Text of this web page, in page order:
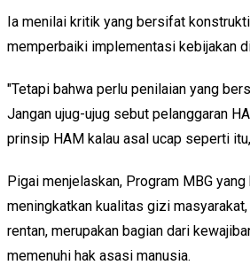
Ia menilai kritik yang bersifat
memperbaiki implementasi kebijakan
"Tetapi bahwa perlu penilaian yang
Jangan ujug-ujug sebut pelanggaran
prinsip HAM kalau asal ucap seperti
Pigai menjelaskan, Program MBG yang
meningkatkan kualitas gizi
rentan, merupakan bagian dari
memenuhi hak asasi manusia.